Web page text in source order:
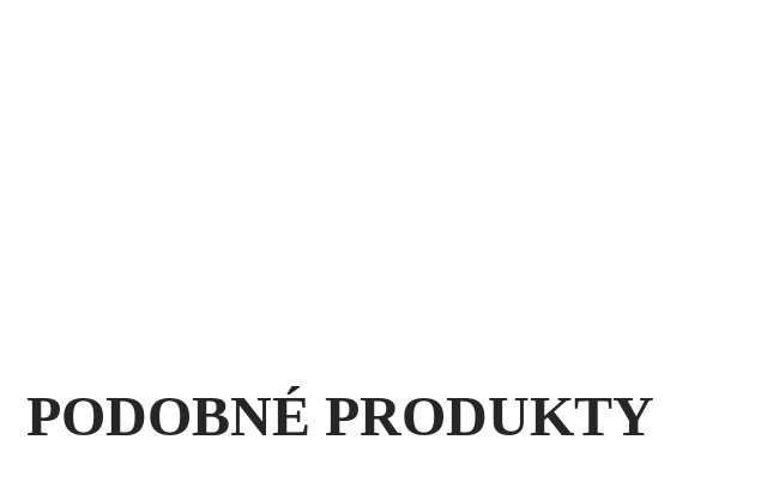
PODOBNÉ PRODUKTY